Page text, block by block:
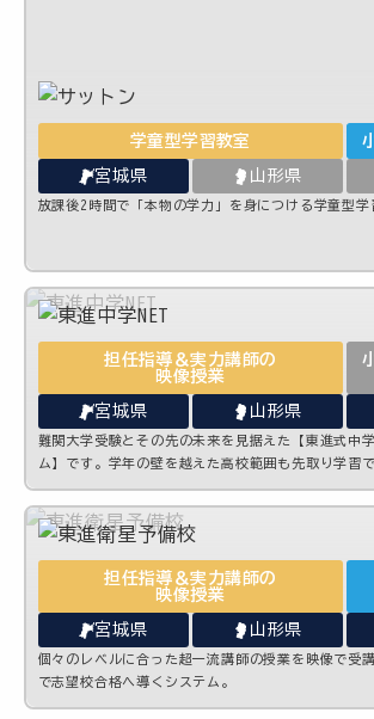
学童型学習教室
宮城県 山形県
放課後2時間で「本物の学力」を身につける学童型学
担任指導＆実力講師の
映像授業
宮城県 山形県
難関大学受験とその先の未来を見据えた【東進式中
ム】です。学年の壁を越えた高校範囲も先取り学習で
担任指導＆実力講師の
映像授業
宮城県 山形県
個々のレベルに合った超一流講師の授業を映像で受
で志望校合格へ導くシステム。